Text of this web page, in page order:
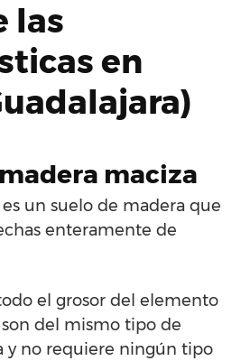
las
en
maciza
un suelo de madera que
enteramente de
el grosor del elemento
son del mismo tipo de
y no requiere ningún tipo